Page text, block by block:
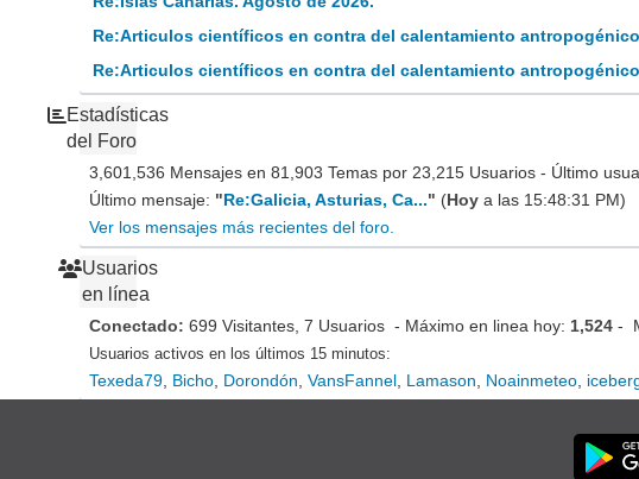
Re:Articulos científicos en contra del calentamiento antropogénico
Re:Articulos científicos en contra del calentamiento antropogénico
Estadísticas
del Foro
3,601,536 Mensajes en 81,903 Temas por 23,215 Usuarios - Último
Último mensaje: "Re:Galicia, Asturias, Ca..." (Hoy a las 15:48:31 PM)
Ver los mensajes más recientes del foro.
Usuarios
en línea
Conectado:699 Visitantes, 7 Usuarios - Máximo en linea hoy: 1,524 -
Usuarios activos en los últimos 15 minutos:
Texeda79 Bicho Dorondón ,VansFannel Lamason Noainmeteo